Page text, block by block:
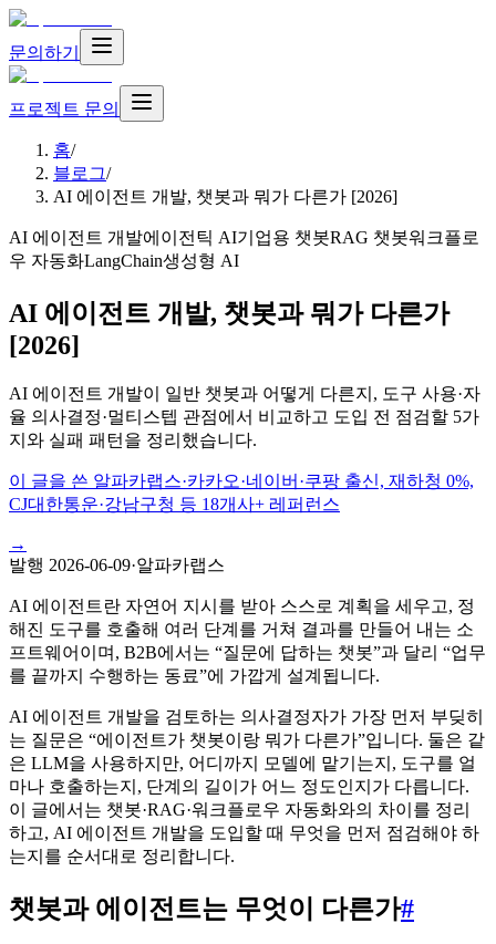
문의하기
프로젝트 문의
홈/
블로그/
AI 에이전트 개발, 챗봇과 뭐가 다른가 [2026]
AI 에이전트 개발에이전틱 AI기업용 챗봇RAG 챗봇워크플로
우 자동화LangChain생성형 AI
AI 에이전트 개발, 챗봇과 뭐가 다른가
[2026]
AI 에이전트 개발이 일반 챗봇과 어떻게 다른지, 도구 사용·자
율 의사결정·멀티스텝 관점에서 비교하고 도입 전 점검할 5가
지와 실패 패턴을 정리했습니다.
이 글을 쓴 알파카랩스·카카오·네이버·쿠팡 출신, 재하청 0%,
CJ대한통운·강남구청 등 18개사+ 레퍼런스
→
발행 2026-06-09·알파카랩스
AI 에이전트란 자연어 지시를 받아 스스로 계획을 세우고, 정
해진 도구를 호출해 여러 단계를 거쳐 결과를 만들어 내는 소
프트웨어이며, B2B에서는 “질문에 답하는 챗봇”과 달리 “업무
를 끝까지 수행하는 동료”에 가깝게 설계됩니다.
AI 에이전트 개발을 검토하는 의사결정자가 가장 먼저 부딪히
는 질문은 “에이전트가 챗봇이랑 뭐가 다른가”입니다. 둘은 같
은 LLM을 사용하지만, 어디까지 모델에 맡기는지, 도구를 얼
마나 호출하는지, 단계의 길이가 어느 정도인지가 다릅니다.
이 글에서는 챗봇·RAG·워크플로우 자동화와의 차이를 정리
하고, AI 에이전트 개발을 도입할 때 무엇을 먼저 점검해야 하
는지를 순서대로 정리합니다.
챗봇과 에이전트는 무엇이 다른가#